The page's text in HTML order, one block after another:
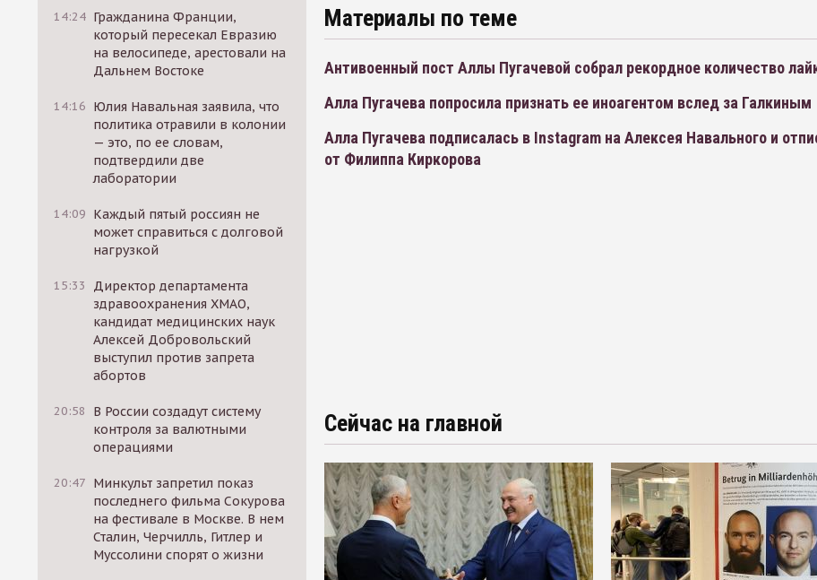
14:24 Гражданина Франции,
который пересекал Евразию
на велосипеде, арестовали на
Дальнем Востоке
14:16 Юлия Навальная заявила, что
политика отравили в колонии
— это, по ее словам,
подтвердили две
лаборатории
14:09 Каждый пятый россиян не
может справиться с долговой
нагрузкой
15:33
Директор департамента
здравоохранения ХМАО,
кандидат медицинских наук
Алексей Добровольский
выступил против запрета
абортов
20:58
В России создадут систему
контроля за валютными
операциями
20:47 Минкульт запретил показ
последнего фильма Сокурова
на фестивале в Москве. В нем
Сталин, Черчилль, Гитлер и
Муссолини спорят о жизни
Материалы по теме
Антивоенный пост Аллы Пугачевой собрал рекордное количество
Алла Пугачева попросила признать ее иноагентом вслед за Галкиным
Алла Пугачева подписалась в Instagram на Алексея Навального и
от Филиппа Киркорова
Сейчас на главной